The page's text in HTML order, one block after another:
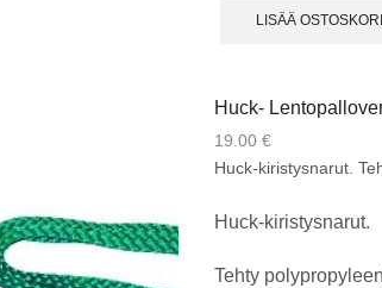
LISÄÄ
Huck-
19.00 €
Huck-kiristysnarut.
Huck-kiristysnarut.
Tehty